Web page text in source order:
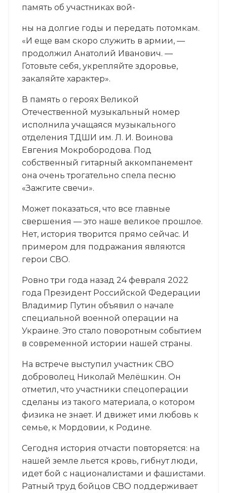
память об участниках вой-
ны на долгие годы и передать потомкам.
«И еще вам скоро служить в армии, —
продолжил Анатолий Иванович. —
Готовьте себя, укрепляйте здоровье,
закаляйте характер».
В память о героях Великой
Отечественной музыкальный номер
исполнила учащаяся музыкального
отделения ТДШИ им. Л. И. Воинова
Евгения Мокробородова. Под
собственный гитарный аккомпанемент
она очень трогательно спела песню
«Зажгите свечи».
Может показаться, что все главные
свершения — это наше великое прошлое.
Нет, история творится прямо сейчас. И
примером для подражания являются
герои СВО.
Ровно три года назад 24 февраля 2022
года Президент Российской Федерации
Владимир Путин объявил о начале
специальной военной операции на
Украине. Это стало поворотным событием
в современной истории нашей страны.
На встрече выступил участник СВО
доброволец Николай Мелёшкин. Он
отметил, что участники спецоперации
сделаны из такого материала, о котором
физика не знает. И движет ими любовь к
семье, к Мордовии, к Родине.
Сегодня история отчасти повторяется: на
нашей земле льется кровь, гибнут люди,
идет бой с националистами и фашистами.
Ратный труд бойцов СВО поддерживает